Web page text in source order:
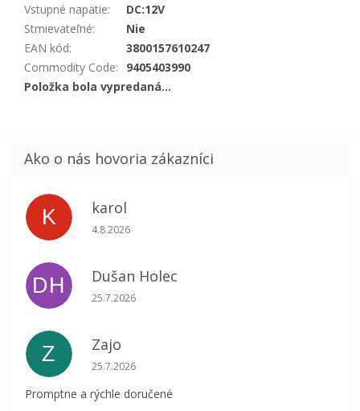
Vstupné napätie:
DC:12V
Stmievateľné:
Nie
EAN kód:
3800157610247
Commodity Code:
9405403990
Položka bola vypredaná…
K karol
Hodnotenie obchodu je 5 z 5 hviezdičiek.
4.8.2026
DH Dušan Holec
Hodnotenie obchodu je 5 z 5 hviezdičiek.
25.7.2026
Z Zajo
Hodnotenie obchodu je 5 z 5 hviezdičiek.
25.7.2026
Promptne a rýchle doručené